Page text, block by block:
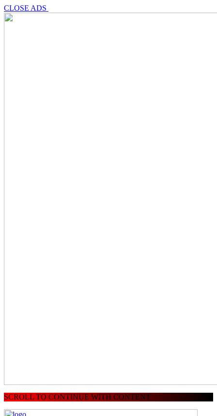
CLOSE ADS
SCROLL TO CONTINUE WITH CONTENT